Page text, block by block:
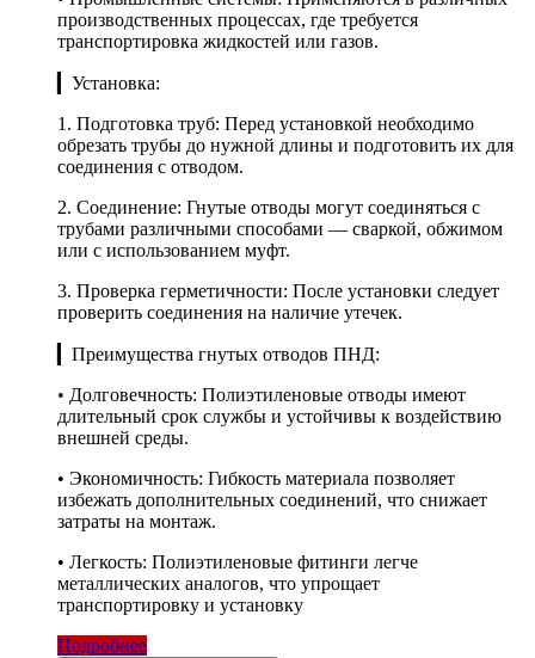
производственных процессах, где требуется
транспортировка жидкостей или газов.
▎Установка:
1. Подготовка труб: Перед установкой необходимо
обрезать трубы до нужной длины и подготовить их для
соединения с отводом.
2. Соединение: Гнутые отводы могут соединяться с
трубами различными способами — сваркой, обжимом
или с использованием муфт.
3. Проверка герметичности: После установки следует
проверить соединения на наличие утечек.
▎Преимущества гнутых отводов ПНД:
• Долговечность: Полиэтиленовые отводы имеют
длительный срок службы и устойчивы к воздействию
внешней среды.
• Экономичность: Гибкость материала позволяет
избежать дополнительных соединений, что снижает
затраты на монтаж.
• Легкость: Полиэтиленовые фитинги легче
металлических аналогов, что упрощает
транспортировку и установку
Подробнее